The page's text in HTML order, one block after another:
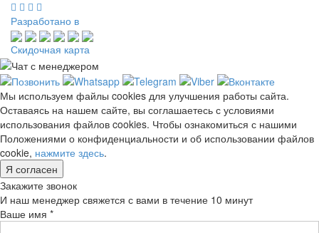
Разработано в
Скидочная карта
Мы используем файлы cookies для улучшения работы сайта.
Оставаясь на нашем сайте, вы соглашаетесь с условиями
использования файлов cookies. Чтобы ознакомиться с нашими
Положениями о конфиденциальности и об использовании файлов
cookie, нажмите здесь.
Я согласен
Закажите звонок
И наш менеджер свяжется с вами в течение 10 минут
Ваше имя *